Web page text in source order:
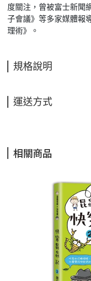
度關注，曾被富士新聞
子會議》等多家媒體報
理術》。
規格說明
運送方式
相關商品